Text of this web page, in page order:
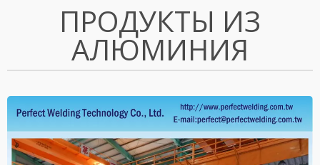
ПРОДУКТЫ ИЗ
АЛЮМИНИЯ